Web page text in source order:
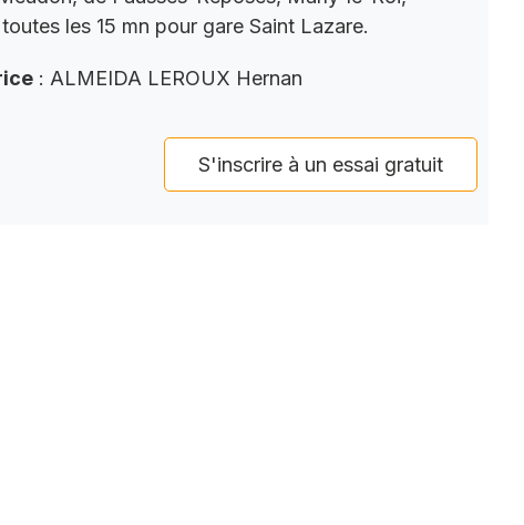
les 15 mn pour gare Saint Lazare.
: ALMEIDA LEROUX Hernan
S'inscrire à un essai gratuit